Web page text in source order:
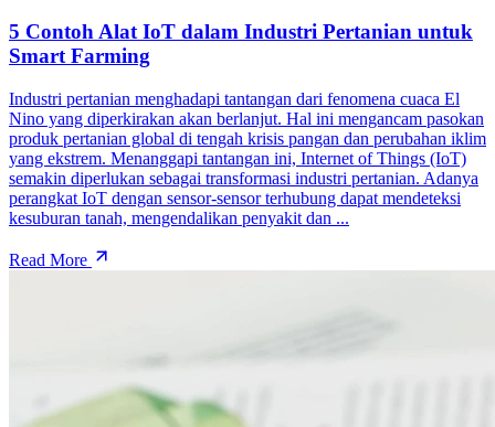
5 Contoh Alat IoT dalam Industri Pertanian untuk
Smart Farming
Industri pertanian menghadapi tantangan dari fenomena cuaca El
Nino yang diperkirakan akan berlanjut. Hal ini mengancam pasokan
produk pertanian global di tengah krisis pangan dan perubahan iklim
yang ekstrem. Menanggapi tantangan ini, Internet of Things (IoT)
semakin diperlukan sebagai transformasi industri pertanian. Adanya
perangkat IoT dengan sensor-sensor terhubung dapat mendeteksi
kesuburan tanah, mengendalikan penyakit dan ...
Read More